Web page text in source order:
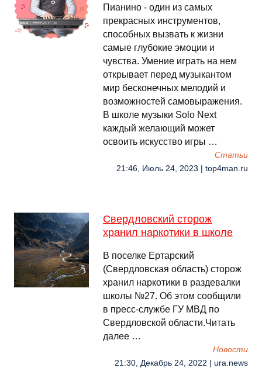
Пианино - один из самых
прекрасных инструментов,
способных вызвать к жизни
самые глубокие эмоции и
чувства. Умение играть на нем
открывает перед музыкантом
мир бесконечных мелодий и
возможностей самовыражения.
В школе музыки Solo Next
каждый желающий может
освоить искусство игры …
Cтатьи
21:46, Июль 24, 2023 | top4man.ru
Свердловский сторож
хранил наркотики в школе
В поселке Ертарский
(Свердловская область) сторож
хранил наркотики в раздевалки
школы №27. Об этом сообщили
в пресс-службе ГУ МВД по
Свердловской области.Читать
далее …
Новости
21:30, Декабрь 24, 2022 | ura.news